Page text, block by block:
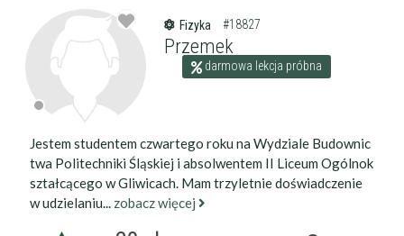
Fizyka #18827
Przemek
darmowa lekcja próbna
Jestem studentem czwartego roku na Wydziale Budownic
twa Politechniki Śląskiej i absolwentem II Liceum Ogólnok
ształcącego w Gliwicach. Mam trzyletnie doświadczenie
w udzielaniu... zobacz więcej